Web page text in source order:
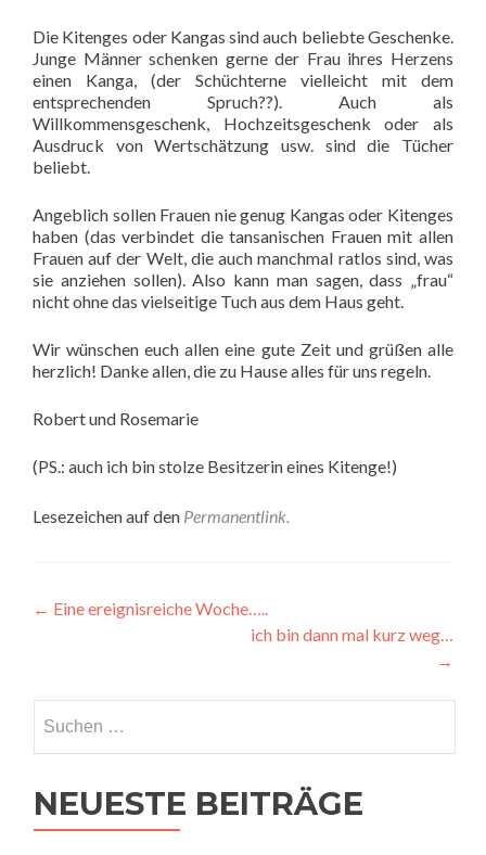
Die Kitenges oder Kangas sind auch beliebte Geschenke.
Junge Männer schenken gerne der Frau ihres Herzens
einen Kanga, (der Schüchterne vielleicht mit dem
entsprechenden Spruch??). Auch als
Willkommensgeschenk, Hochzeitsgeschenk oder als
Ausdruck von Wertschätzung usw. sind die Tücher
beliebt.
Angeblich sollen Frauen nie genug Kangas oder Kitenges
haben (das verbindet die tansanischen Frauen mit allen
Frauen auf der Welt, die auch manchmal ratlos sind, was
sie anziehen sollen). Also kann man sagen, dass „frau“
nicht ohne das vielseitige Tuch aus dem Haus geht.
Wir wünschen euch allen eine gute Zeit und grüßen alle
herzlich! Danke allen, die zu Hause alles für uns regeln.
Robert und Rosemarie
(PS.: auch ich bin stolze Besitzerin eines Kitenge!)
Lesezeichen auf den Permanentlink.
Beitragsnavigation
← Eine ereignisreiche Woche…..
ich bin dann mal kurz weg…
→
nach:
NEUESTE BEITRÄGE